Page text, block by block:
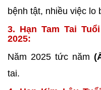
bệnh tật, nhiều việc lo
3. Hạn Tam Tai
2025:
Năm 2025 tức năm
tai.